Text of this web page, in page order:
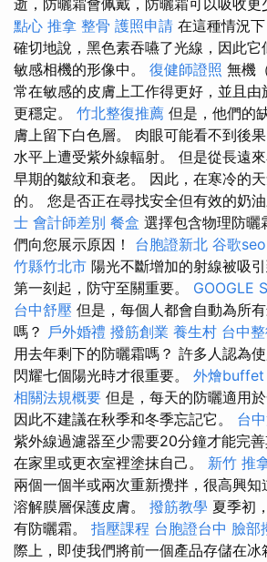
逝，防曬霜會佩戴，防曬霜可以吸收更
點心 推拿 整骨 護照申請 在這種情況
確切地說，黑色素吞嚥了光線，因此
敏感相機的形像中。 復健師證照 無機
常在敏感的皮膚上工作得更好，並且
更穩定。 竹北整復推薦 但是，他們的
膚上留下白色層。 肉眼可能看不到後
水平上遭受紫外線輻射。 但是從長遠
早期的皺紋和衰老。 因此，在寒冷的
的。 您是否正在尋找安全但有效的奶
士 會計師差別 餐盒 選擇包含物理防曬
們向您展示原因！ 台胞證新北 谷歌seo
竹縣竹北市 陽光不斷增加的射線被吸
第一刻起，防守至關重要。 GOOGLE
台中舒壓 但是，每個人都會自動為所
嗎？ 戶外婚禮 撥筋創業 養生村 台中
用去年剩下的防曬霜嗎？ 許多人認為
閃耀七個陽光時才很重要。 外燴buffet
相關法規概要 但是，每天的防曬適用
因此不建議在秋季和冬季忘記它。 台
紫外線過濾器至少需要20分鐘才能完
在家里或更衣室裡塗抹自己。 新竹 推
兩個一個半或兩次重新攪拌，很高興
溶解膜層保護皮膚。 撥筋教學 夏季初
有防曬霜。 指壓課程 台胞證台中 臉部
際上，即使我們將前一個產品存儲在